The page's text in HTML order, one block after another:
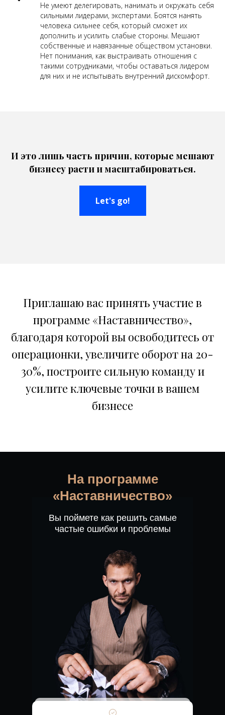
Не умеют делегировать, нанимать и окружать себя
сильными лидерами, экспертами. Боятся нанять
человека сильнее себя, который сможет их
дополнить и усилить слабые стороны. Мешают
собственные и навязанные обществом установки.
Нет понимания, как выстраивать отношения с
такими сотрудниками, чтобы оставаться лидером
для них и не испытывать внутренний дискомфорт.
И это лишь часть причин, которые мешают
бизнесу расти и масштабироваться.
Let's go!
Приглашаю вас принять участие в
программе «Наставничество»,
благодаря которой вы освободитесь от
операционки, увеличите оборот на 20-
30%, построите сильную команду и
усилите ключевые точки в вашем
бизнесе
На программе
«Наставничество»
Вы поймете как решить самые
частые ошибки и проблемы